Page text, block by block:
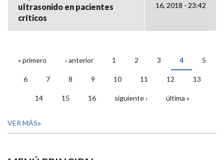
ultrasonido en pacientes
críticos
16, 2018 - 23:42
PÁGINAS
« primero ‹ anterior 1 2 3 4 5
6 7 8 9 10 11 12 13
14 15 16 siguiente › última »
VER MÁS